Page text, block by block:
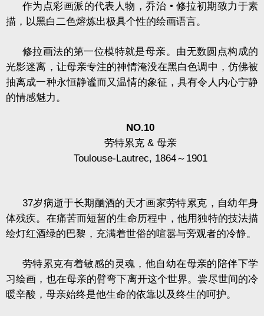
作为点彩画派的代表人物，乔治 • 修拉初期致力于素
描，以黑白二色熔炼出极具个性的绘画语言。
修拉画法的第一位模特就是母亲。由无数圆点构成的
光影迷离，让母亲专注的神情淹没在黑白色调中，仿佛被
抽离成一种永恒静谧而又温情的象征，具有令人内心宁静
的情感魅力。
NO.10
劳特累克& 母亲
Toulouse-Lautrec, 1864～ 1901
37岁病逝于长期酗酒的天才画家劳特累克，自幼年身
体残疾。在痛苦而短暂的生命历程中，他用独特的技法描
绘灯红酒绿的巴黎，充满着世俗的喧嚣与旁观者的冷静。
劳特累克有着敏感的灵魂，他自幼在母亲的陪伴下学
习绘画，也在母亲的臂弯下离开这个世界。尝尽世间的冷
暖辛酸，母亲始终是他生命的依靠以及终生的呵护。